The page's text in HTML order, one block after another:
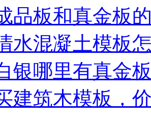
品板和真金板
水混凝土模板
银哪里有真金
建筑木模板，